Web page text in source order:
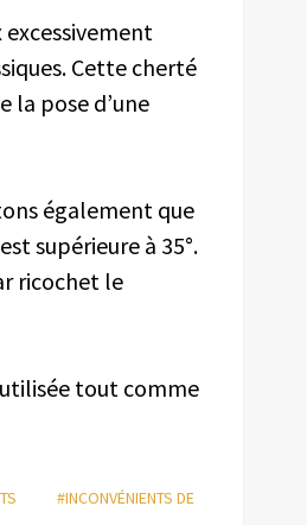
Cette cherté
la pose d’une
également que
supérieure à 35°.
ricochet le
tout comme
#INCONVÉNIENTS DE